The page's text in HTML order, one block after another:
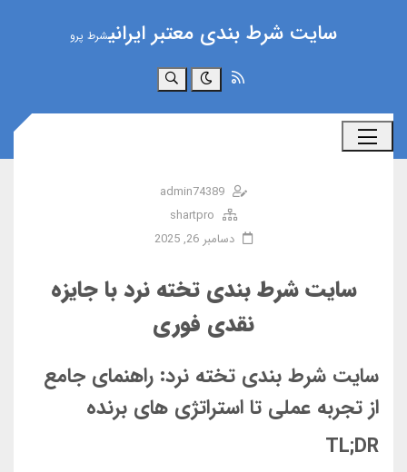
سایت شرط بندی معتبر ایرانیشرط پرو
جستجو
admin74389
shartpro
دسامبر 26, 2025
سایت شرط بندی تخته نرد با جایزه
نقدی فوری
سایت شرط بندی تخته نرد: راهنمای جامع
از تجربه عملی تا استراتژی های برنده
TL;DR